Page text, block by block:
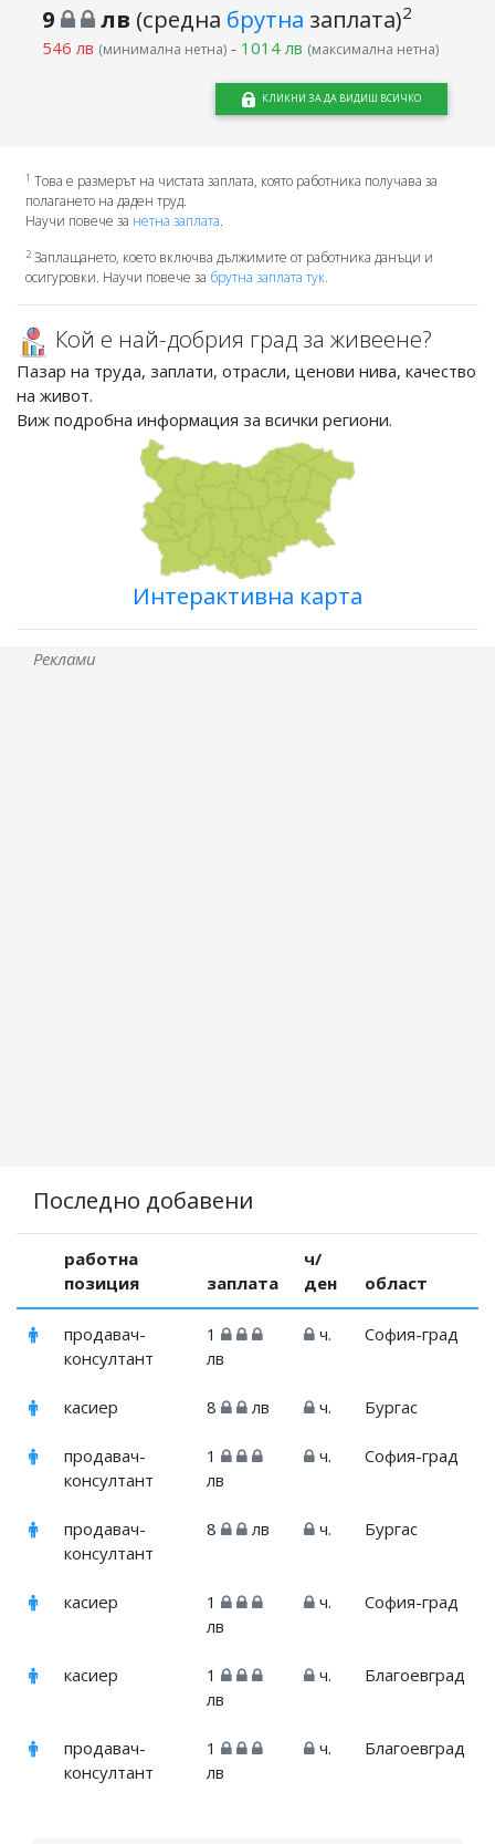
9 лв (средна брутна заплата)2
546 лв (минимална нетна)- 1014 лв (максимална нетна)
КЛИКНИ ЗА ДА ВИДИШ ВСИЧКО
1 Това е размерът на чистата заплата, която работника получава за
полагането на даден труд.
Научи повече за нетна заплата.
2Заплащането, което включва дължимите от работника данъци и
осигуровки. Научи повече за брутна заплата тук.
Кой е най-добрия град за живеене?
Пазар на труда, заплати, отрасли, ценови нива, качество
на живот.
Виж подробна информация за всички региони.
Интерактивна карта
Реклами
Последно добавени
работна
позиция
заплата
ч/
ден
област
продавач-
консултант
1
лв
ч. София-град
касиер 8 лв ч. Бургас
продавач-
консултант
1
лв
ч. София-град
продавач-
консултант
8 лв ч. Бургас
касиер
1
лв
ч. София-град
касиер
1
лв
ч. Благоевград
продавач-
консултант
1
лв
ч. Благоевград